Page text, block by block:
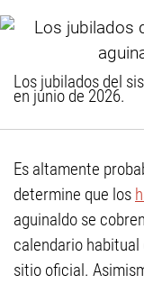
Los jubilados del
en junio de 2026.
Es altamente
determine que los
aguinaldo se
calendario habitual
sitio oficial.